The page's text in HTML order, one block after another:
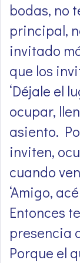
bodas, no
principal,
invitado
que los
‘Déjale el
ocupar,
asiento.
inviten,
cuando
‘Amigo,
Entonces
presencia
Porque el